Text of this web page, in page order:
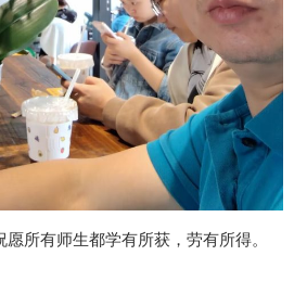
所有师生都学有所获，劳有所得。